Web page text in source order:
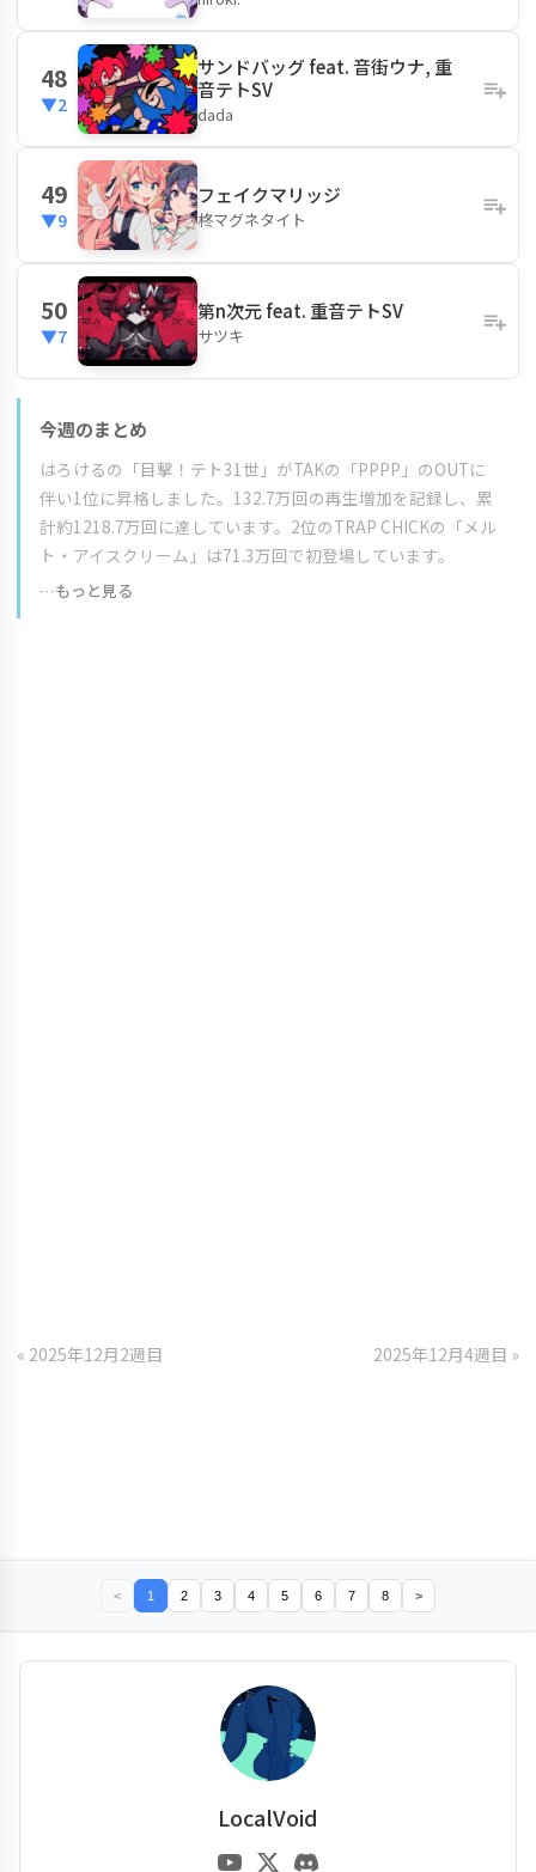
48
▼2
サンドバッグ feat. 音街ウナ, 重
音テトSV
dada
49
▼9
フェイクマリッジ
柊マグネタイト
50
▼7
第n次元 feat. 重音テトSV
サツキ
今週のまとめ
はろけるの「目撃！テト31世」がTAKの「PPPP」のOUTに
伴い1位に昇格しました。132.7万回の再生増加を記録し、累
計約1218.7万回に達しています。2位のTRAP CHICKの「メル
ト・アイスクリーム」は71.3万回で初登場しています。
…もっと見る
« 2025年12月2週目 2025年12月4週目 »
< 1 2 3 4 5 6 7 8 >
LocalVoid